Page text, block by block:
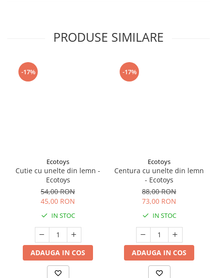
PRODUSE SIMILARE
-17%
Ecotoys
Cutie cu unelte din lemn -
Ecotoys
54,00 RON
45,00 RON
IN STOC
ADAUGA IN COS
-17%
Ecotoys
Centura cu unelte din lemn
- Ecotoys
88,00 RON
73,00 RON
IN STOC
ADAUGA IN COS